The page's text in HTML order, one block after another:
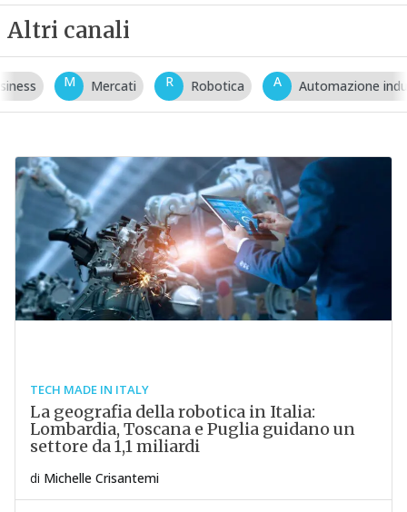
Altri canali
M Mercati R Robotica A Automazione industriale
TECH MADE IN ITALY
La geografia della robotica in Italia:
Lombardia, Toscana e Puglia guidano un
settore da 1,1 miliardi
di Michelle Crisantemi